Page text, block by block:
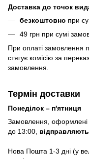
Доставка до точок
безкоштовно при
49 грн при сумі
При оплаті замовлення
стягує комісію за
замовлення.
Термін доставки
Понеділок – п'ятниця
Замовлення, оформлені
до 13:00,
Нова Пошта 1-3 дні (у